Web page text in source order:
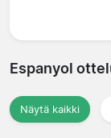
Espanyol
Näytä kaikki